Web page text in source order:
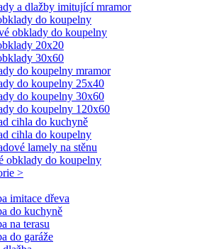
a dlažby imitující mramor
do koupelny
obklady do koupelny
20x20
30x60
do koupelny mramor
do koupelny 25x40
do koupelny 30x60
do koupelny 120x60
cihla do kuchyně
cihla do koupelny
lamely na stěnu
obklady do koupelny
>
imitace dřeva
do kuchyně
na terasu
do garáže